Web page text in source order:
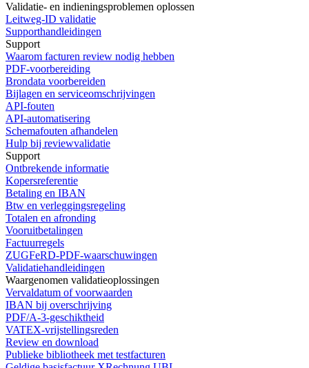
Validatie- en indieningsproblemen oplossen
Leitweg-ID validatie
Supporthandleidingen
Support
Waarom facturen review nodig hebben
PDF-voorbereiding
Brondata voorbereiden
Bijlagen en serviceomschrijvingen
API-fouten
API-automatisering
Schemafouten afhandelen
Hulp bij reviewvalidatie
Support
Ontbrekende informatie
Kopersreferentie
Betaling en IBAN
Btw en verleggingsregeling
Totalen en afronding
Vooruitbetalingen
Factuurregels
ZUGFeRD-PDF-waarschuwingen
Validatiehandleidingen
Waargenomen validatieoplossingen
Vervaldatum of voorwaarden
IBAN bij overschrijving
PDF/A-3-geschiktheid
VATEX-vrijstellingsreden
Review en download
Publieke bibliotheek met testfacturen